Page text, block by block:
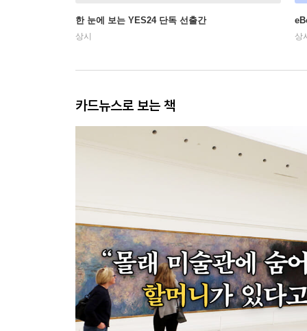
한 눈에 보는 YES24 단독 선출간
상시 상
카드뉴스로 보는 책